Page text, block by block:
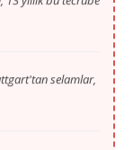
selamlar,
aradığım